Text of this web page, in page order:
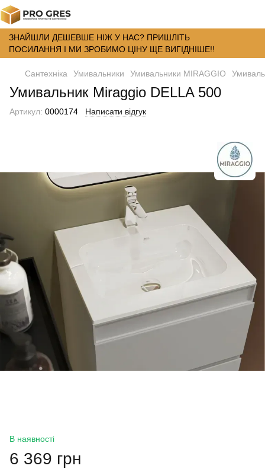
ЗНАЙШЛИ ДЕШЕВШЕ НІЖ У НАС? ПРИШЛІТЬ
ПОСИЛАННЯ І МИ ЗРОБИМО ЦІНУ ЩЕ ВИГІДНІШЕ!!
Сантехніка Умивальники Умивальники MIRAGGIO
Умивальник Miraggio DELLA 500
Артикул: 0000174 Написати відгук
В наявності
6 369 грн